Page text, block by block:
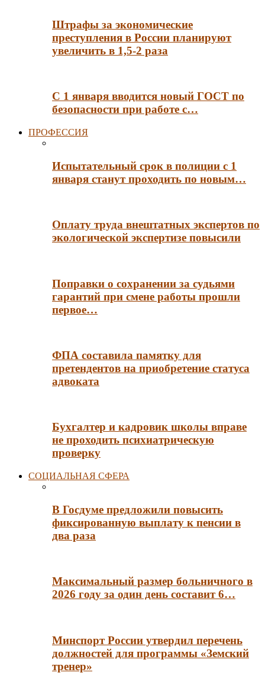
Штрафы за экономические
преступления в России планируют
увеличить в 1,5-2 раза
С 1 января вводится новый ГОСТ по
безопасности при работе с…
ПРОФЕССИЯ
Испытательный срок в полиции с 1
января станут проходить по новым…
Оплату труда внештатных экспертов по
экологической экспертизе повысили
Поправки о сохранении за судьями
гарантий при смене работы прошли
первое…
ФПА составила памятку для
претендентов на приобретение статуса
адвоката
Бухгалтер и кадровик школы вправе
не проходить психиатрическую
проверку
СОЦИАЛЬНАЯ СФЕРА
В Госдуме предложили повысить
фиксированную выплату к пенсии в
два раза
Максимальный размер больничного в
2026 году за один день составит 6…
Минспорт России утвердил перечень
должностей для программы «Земский
тренер»